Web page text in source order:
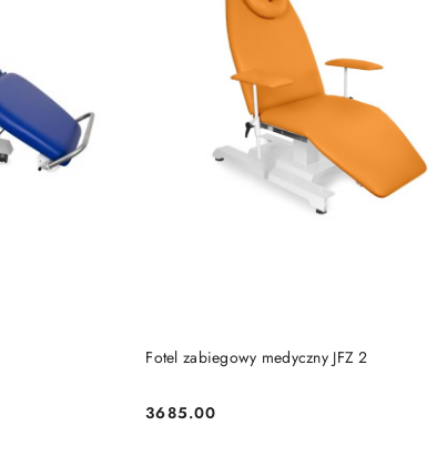
Fotel zabiegowy medyczny JFZ 2
Cena:
3685.00
DO KOSZYKA